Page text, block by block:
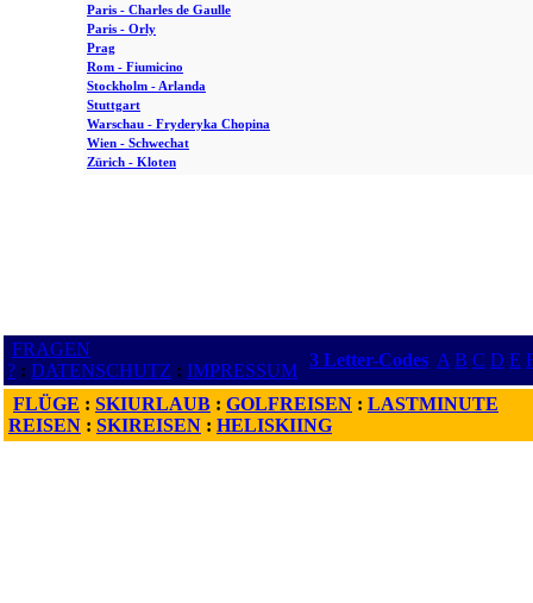
Paris - Charles de Gaulle
Paris - Orly
Prag
Rom - Fiumicino
Stockholm - Arlanda
Stuttgart
Warschau - Fryderyka Chopina
Wien - Schwechat
Zürich - Kloten
FRAGEN
? : DATENSCHUTZ : IMPRESSUM
3 Letter-Codes A B C D E
FLÜGE : SKIURLAUB : GOLFREISEN : LASTMINUTE
REISEN : SKIREISEN : HELISKIING